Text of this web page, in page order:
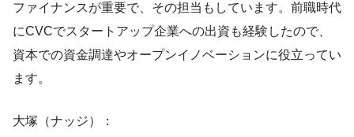
ファイナンスが重要で、その担当もしています。前職時代
にCVCでスタートアップ企業への出資も経験したので、
資本での資金調達やオープンイノベーションに役立ってい
ます。
大塚（ナッジ）：